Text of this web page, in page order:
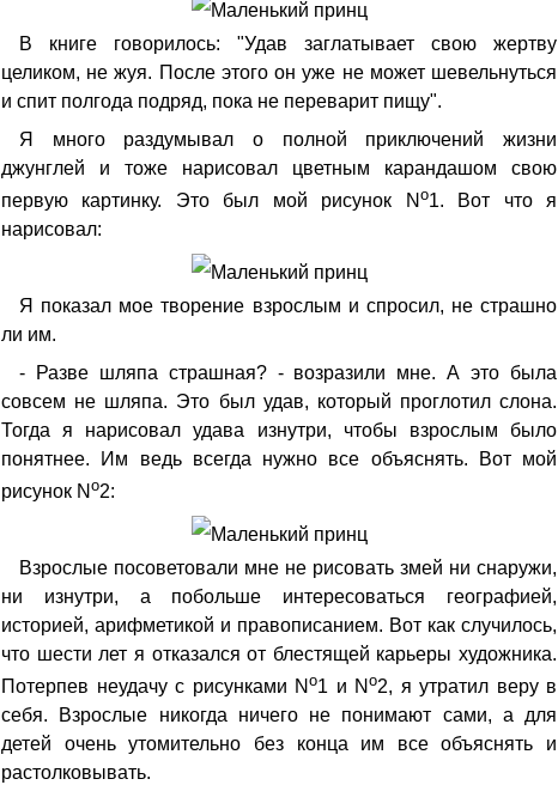
В книге говорилось: "Удав заглатывает свою жертву
целиком, не жуя. После этого он уже не может шевельнуться
и спит полгода подряд, пока не переварит пищу".
Я много раздумывал о полной приключений жизни
джунглей и тоже нарисовал цветным карандашом свою
первую картинку. Это был мой рисунок N o1. Вот что я
нарисовал:
Я показал мое творение взрослым и спросил, не страшно
ли им.
- Разве шляпа страшная? - возразили мне. А это была
совсем не шляпа. Это был удав, который проглотил слона.
Тогда я нарисовал удава изнутри, чтобы взрослым было
понятнее. Им ведь всегда нужно все объяснять. Вот мой
рисунок N o2:
Взрослые посоветовали мне не рисовать змей ни снаружи,
ни изнутри, а побольше интересоваться географией,
историей, арифметикой и правописанием. Вот как случилось,
что шести лет я отказался от блестящей карьеры художника.
Потерпев неудачу с рисунками N o1 и N o2, я утратил веру в
себя. Взрослые никогда ничего не понимают сами, а для
детей очень утомительно без конца им все объяснять и
растолковывать.